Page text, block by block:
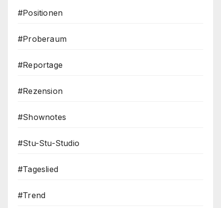
#Positionen
#Proberaum
#Reportage
#Rezension
#Shownotes
#Stu-Stu-Studio
#Tageslied
#Trend